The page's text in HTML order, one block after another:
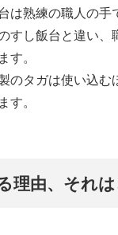
は熟練の職人の手
すし飯台と違い
す。
のタガは使い込む
す。
理由、それ